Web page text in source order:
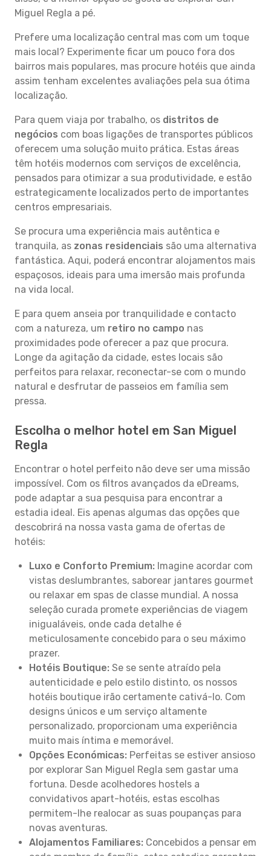
Miguel Regla a pé.
Prefere uma localização central mas com um toque
mais local? Experimente ficar um pouco fora dos
bairros mais populares, mas procure hotéis que ainda
assim tenham excelentes avaliações pela sua ótima
localização.
Para quem viaja por trabalho, os distritos de
negócios com boas ligações de transportes públicos
oferecem uma solução muito prática. Estas áreas
têm hotéis modernos com serviços de excelência,
pensados para otimizar a sua produtividade, e estão
estrategicamente localizados perto de importantes
centros empresariais.
Se procura uma experiência mais autêntica e
tranquila, as zonas residenciais são uma alternativa
fantástica. Aqui, poderá encontrar alojamentos mais
espaçosos, ideais para uma imersão mais profunda
na vida local.
E para quem anseia por tranquilidade e contacto
com a natureza, um retiro no campo nas
proximidades pode oferecer a paz que procura.
Longe da agitação da cidade, estes locais são
perfeitos para relaxar, reconectar-se com o mundo
natural e desfrutar de passeios em família sem
pressa.
Escolha o melhor hotel em San Miguel
Regla
Encontrar o hotel perfeito não deve ser uma missão
impossível. Com os filtros avançados da eDreams,
pode adaptar a sua pesquisa para encontrar a
estadia ideal. Eis apenas algumas das opções que
descobrirá na nossa vasta gama de ofertas de
hotéis:
Luxo e Conforto Premium: Imagine acordar com
vistas deslumbrantes, saborear jantares gourmet
ou relaxar em spas de classe mundial. A nossa
seleção curada promete experiências de viagem
inigualáveis, onde cada detalhe é
meticulosamente concebido para o seu máximo
prazer.
Hotéis Boutique: Se se sente atraído pela
autenticidade e pelo estilo distinto, os nossos
hotéis boutique irão certamente cativá-lo. Com
designs únicos e um serviço altamente
personalizado, proporcionam uma experiência
muito mais íntima e memorável.
Opções Económicas: Perfeitas se estiver ansioso
por explorar San Miguel Regla sem gastar uma
fortuna. Desde acolhedores hostels a
convidativos apart-hotéis, estas escolhas
permitem-lhe realocar as suas poupanças para
novas aventuras.
Alojamentos Familiares: Concebidos a pensar em